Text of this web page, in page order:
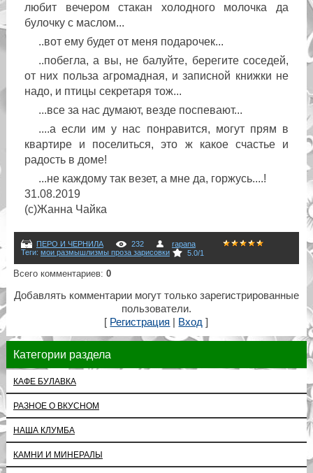
любит вечером стакан холодного молочка да
булочку с маслом...
..вот ему будет от меня подарочек...
..побегла, а вы, не балуйте, берегите соседей,
от них польза агромадная, и записной книжки не
надо, и птицы секретаря тож...
...все за нас думают, везде поспевают...
....а если им у нас понравится, могут прям в
квартире и поселиться, это ж какое счастье и
радость в доме!
...не каждому так везет, а мне да, горжусь....!
31.08.2019
(с)Жанна Чайка
ПЕРО И ЧЕРНИЛА 232
rapana
Теги: мои размышлизмы проза зарисовки 5.0/1
Всего комментариев: 0
Добавлять комментарии могут только зарегистрированные
пользователи.
[ Регистрация Вход ]
Категории раздела
КАФЕ БУЛАВКА
РАЗНОЕ О ВКУСНОМ
НАША КЛУМБА
КАМНИ И МИНЕРАЛЫ